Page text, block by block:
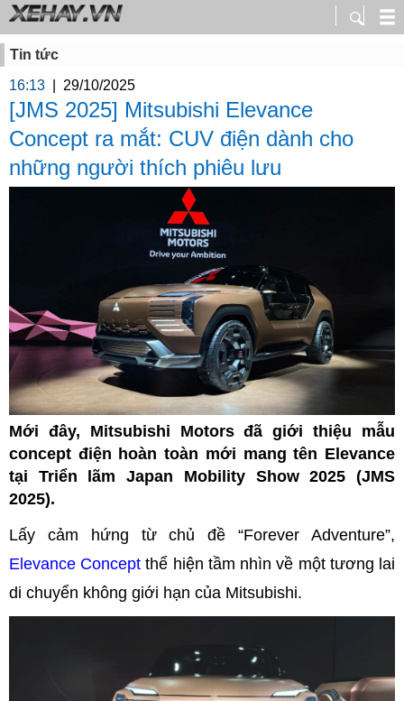
Tin tức
16:13
29/10/2025
[JMS 2025] Mitsubishi Elevance
Concept ra mắt: CUV điện dành cho
những người thích phiêu lưu
Mới đây, Mitsubishi Motors đã giới thiệu mẫu
concept điện hoàn toàn mới mang tên Elevance
tại Triển lãm Japan Mobility Show 2025 (JMS
2025).
Lấy cảm hứng từ chủ đề “Forever Adventure”,
Elevance Concept thể hiện tầm nhìn về một tương lai
di chuyển không giới hạn của Mitsubishi.